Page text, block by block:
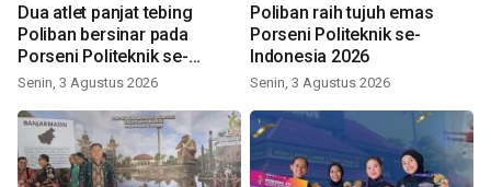
Dua atlet panjat tebing
Poliban bersinar pada
Porseni Politeknik se-
Indonesia 2026
Senin, 3 Agustus 2026
Poliban raih tujuh emas
Porseni Politeknik se-
Indonesia 2026
Senin, 3 Agustus 2026